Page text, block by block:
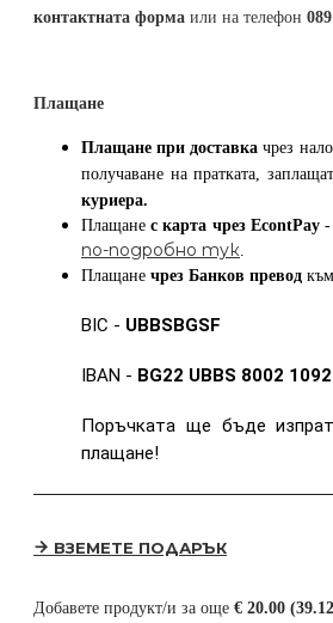
контактната форма или на телефон
Плащане
Плащане при доставка чрез
получаване на пратката,
куриера.
Плащанес карта чрез EcontPay-
по-подробно тук.
Плащане чрез Банков превод към
BIC - UBBSBGSF
IBAN - BG22 UBBS 8002
Поръчката ще бъде
плащане!
ВЗЕМЕТЕ ПОДАРЪК
Добавете продукт/и за още € 20.00